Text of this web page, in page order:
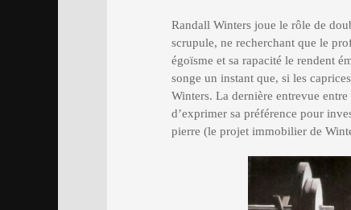
Randall Winters joue le rôle de
scrupule, ne recherchant que le
égoïsme et sa rapacité le rendent
songe un instant que, si les
Winters. La dernière entrevue
d’exprimer sa préférence pour
pierre (le projet immobilier de